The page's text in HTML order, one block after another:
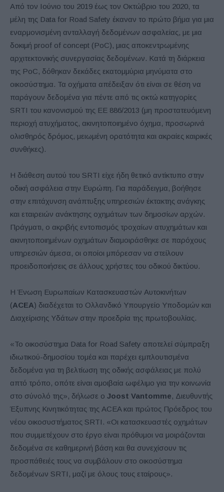
Από τον Ιούνιο του 2019 έως τον Οκτώβριο του 2020, τα
μέλη της Data for Road Safety έκαναν το πρώτο βήμα για μια
εναρμονισμένη ανταλλαγή δεδομένων ασφαλείας, με μια
δοκιμή proof of concept (PoC), μιας αποκεντρωμένης
αρχιτεκτονικής συνεργασίας δεδομένων. Κατά τη διάρκεια
της PoC, δόθηκαν δεκάδες εκατομμύρια μηνύματα στο
οικοσύστημα. Τα οχήματα απέδειξαν ότι είναι σε θέση να
παράγουν δεδομένα για πέντε από τις οκτώ κατηγορίες
SRTI του κανονισμού της ΕΕ 886/2013 (μη προστατευόμενη
περιοχή ατυχήματος, ακινητοποιημένο όχημα, προσωρινά
ολισθηρός δρόμος, μειωμένη ορατότητα και ακραίες καιρικές
συνθήκες).
Η διάθεση αυτού του SRTI είχε ήδη θετικό αντίκτυπο στην
οδική ασφάλεια στην Ευρώπη. Για παράδειγμα, βοήθησε
στην επιτάχυνση ανάπτυξης υπηρεσιών έκτακτης ανάγκης
και εταιρειών ανάκτησης οχημάτων των δημοσίων αρχών.
Πράγματι, ο ακριβής εντοπισμός τροχαίων ατυχημάτων και
ακινητοποιημένων οχημάτων διαμοιράσθηκε σε παρόχους
υπηρεσιών άμεσα, οι οποίοι μπόρεσαν να στείλουν
προειδοποιήσεις σε άλλους χρήστες του οδικού δικτύου.
Η Ένωση Ευρωπαίων Κατασκευαστών Αυτοκινήτων
(ACEA) διαδέχεται το Ολλανδικό Υπουργείο Υποδομών και
Διαχείρισης Υδάτων στην προεδρία της πρωτοβουλίας.
«Το οικοσύστημα Data for Road Safety αποτελεί σύμπραξη
ιδιωτικού-δημοσίου τομέα και παρέχει εμπλουτισμένα
δεδομένα για τη βελτίωση της οδικής ασφάλειας με πολύ
απτό τρόπο, οπότε είναι αμοιβαία ωφέλιμο για την κοινωνία
στο σύνολό της», δήλωσε ο Joost Vantomme, Διευθυντής
Έξυπνης Κινητικότητας της ACEA και πρώτος Πρόεδρος του
νέου οικοσυστήματος SRTI. «Οι κατασκευαστές οχημάτων
που συμμετέχουν στο έργο είναι πρόθυμοι να μοιράζονται
δεδομένα σε καθημερινή βάση και θα συνεχίσουν τις
προσπάθειές τους να συμβάλουν στο οικοσύστημα
δεδομένων SRTI, μαζί με όλους τους εταίρους».